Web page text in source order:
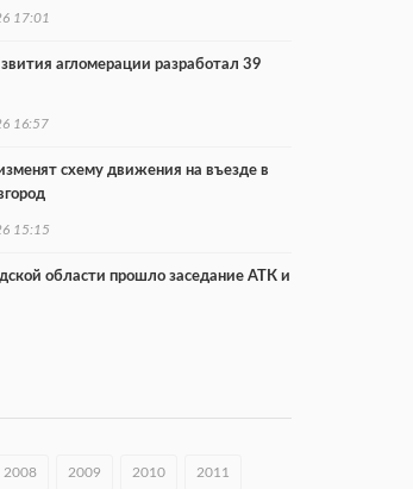
17:01
агломерации разработал 39
16:57
схему движения на въезде в
15:15
области прошло заседание АТК и
спустили на воду «Метеор-120Р»
14:01
области выбрали лучшего
2008 2009 2010 2011